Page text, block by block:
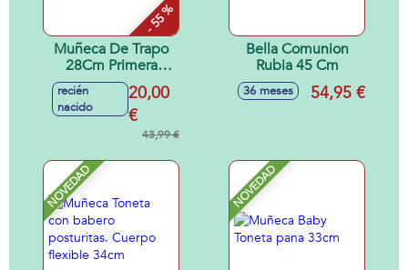
- 55 %
Muñeca De Trapo
28Cm Primera
Infancia con
Capazo
recién
nacido
20,00
€
43,99 €
Bella Comunion
Rubia 45 Cm
36 meses 54,95 €
NOVEDAD NOVEDAD